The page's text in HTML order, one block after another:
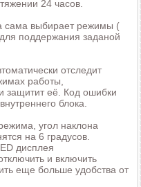
24 часов.
сама выбирает режимы (
поддержания заданой
отследит
работы,
защитит её. Код ошибки
блока.
угол наклона
на 6 градусов.
дисплея
и включить
еще больше удобства от